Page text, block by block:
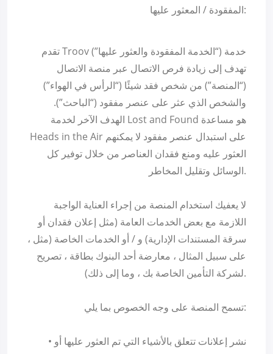
المفقودة / المعثور عليها:
تقدم Troov خدمة (“الخدمة المفقودة والعثور عليها”)
تهدف إلى زيادة فرص الاتصال عبر منصة الاتصال
(“المنصة”) من شخص فقد شيئًا (“الرأس في الهواء”)
والشخص الذي عثر على عنصر مفقود (“الباحث”).
الهدف الآخر لخدمة Lost and Found هو مساعدة
Heads in the Air على استبدال عنصر مفقود لا يمكنهم
العثور عليه ومنع فقدان العناصر من خلال توفير كل
الوسائل وتقليل المخاطر.
لا يعفيك استخدام المنصة من إجراء العناية الواجبة
اللازمة مع بعض الخدمات العامة (مثل إعلان فقدان أو
سرقة المستندات الإدارية) و / أو الخدمات الخاصة (مثل ،
على سبيل المثال ، معارضة أحد البنوك بطاقة ، تصريح
لشركة التأمين الخاصة بك ، وما إلى ذلك).
تسمح المنصة على وجه الخصوص بما يلي:
• نشر إعلانات تتعلق بالأشياء التي تم العثور عليها أو